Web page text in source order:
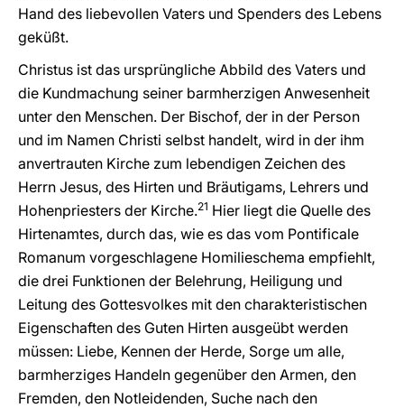
Hand des liebevollen Vaters und Spenders des Lebens
geküßt.
Christus ist das ursprüngliche Abbild des Vaters und
die Kundmachung seiner barmherzigen Anwesenheit
unter den Menschen. Der Bischof, der in der Person
und im Namen Christi selbst handelt, wird in der ihm
anvertrauten Kirche zum lebendigen Zeichen des
Herrn Jesus, des Hirten und Bräutigams, Lehrers und
Hohenpriesters der Kirche.21 Hier liegt die Quelle des
Hirtenamtes, durch das, wie es das vom Pontificale
Romanum vorgeschlagene Homilieschema empfiehlt,
die drei Funktionen der Belehrung, Heiligung und
Leitung des Gottesvolkes mit den charakteristischen
Eigenschaften des Guten Hirten ausgeübt werden
müssen: Liebe, Kennen der Herde, Sorge um alle,
barmherziges Handeln gegenüber den Armen, den
Fremden, den Notleidenden, Suche nach den